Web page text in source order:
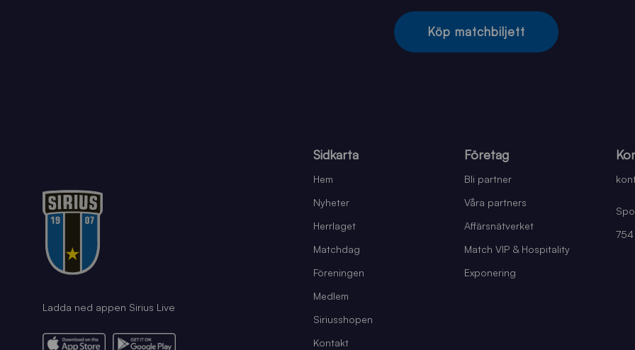
Köp matchbiljett
Ladda ned appen Sirius Live
Sidkarta
Hem
Nyheter
Herrlaget
Matchdag
Föreningen
Medlem
Siriusshopen
Kontakt
Företag
Bli partner
Våra partners
Affärsnätverket
Match VIP & Hospitality
Exponering
754